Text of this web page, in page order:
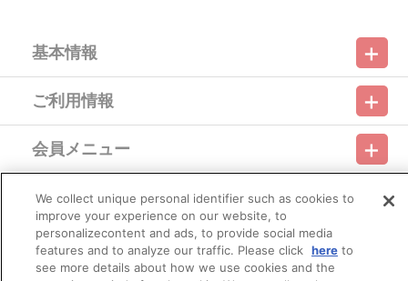
（１）転売、再販売または営利目的の恐れがある注文と判断した場
（２）購入上限のある商品を個人またはグループが繰り返し注文し
（３）過去に複数の購入履歴がある個人またはグループが注文した
（５）上記以外で不正な注文と判断した場合
※本商品は、お申し込み状況、生産の都合等により、お届け日が
変更となる場合がございます。あらかじめご了承ください。
※配送地域や決済方法、天候の状況等によって、お届け日が異な
りますので、あらかじめご了承ください。
※配送地域は日本国内に限らせていただきます。また、配送会社
基本情報
利用規約 特定商取引法に基づく表示
プライバシーオプション
ご利用情報
ご利用ガイド サイトマップ
Do Not Sell or Share My Personal Information
会員メニュー
ログイン 会員規約 新規会員登録
その他のご案内
バンダイナムコフィルムワークス
We collect unique personal identifier such as cookies to
improve your experience on our website, to
personalizecontent and ads, to provide social media
features and to analyze our traffic. Please click hereto
see more details about how we use cookies and the